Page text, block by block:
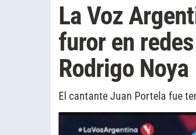
La Voz
furor en
Rodrigo Noya
El cantante Juan Portela fue